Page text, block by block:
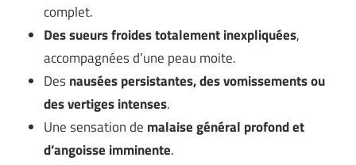
complet.
Des sueurs froides totalement inexpliquées,
accompagnées d’une peau moite.
Desnausées persistantes, des vomissements ou
des vertiges intenses.
Une sensation de malaise général profond et
d’angoisse imminente.